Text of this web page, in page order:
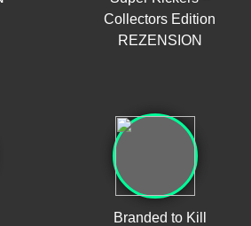
Collectors Edition
REZENSION
Branded to Kill